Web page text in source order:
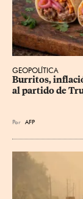
GEOPOLÍTICA
Burritos,
al partido de
Por AFP